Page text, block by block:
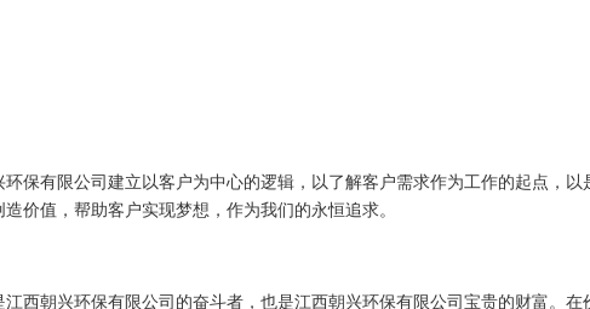
保有限公司建立以客户为中心的逻辑，以了解客户需求作为工作的起点，以
价值，帮助客户实现梦想，作为我们的永恒追求。
西朝兴环保有限公司的奋斗者，也是江西朝兴环保有限公司宝贵的财富。在